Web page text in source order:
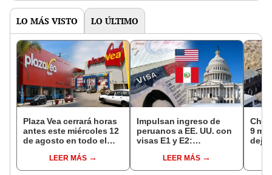
LO MÁS VISTO LO ÚLTIMO
Plaza Vea cerrará horas
antes este miércoles 12
de agosto en todo el
hasta las 7 p.m.
LEER MÁS
Impulsan ingreso de
peruanos a EE. UU. con
visas E1 y E2:
pymes serían los más
beneficiados
LEER MÁS
9
deja